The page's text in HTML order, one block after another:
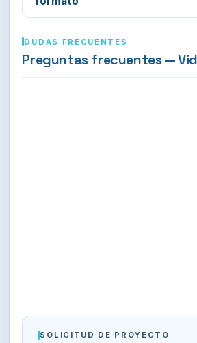
DUDAS FRECUENTES
Preguntas frecuentes —
SOLICITUD DE PROYECTO